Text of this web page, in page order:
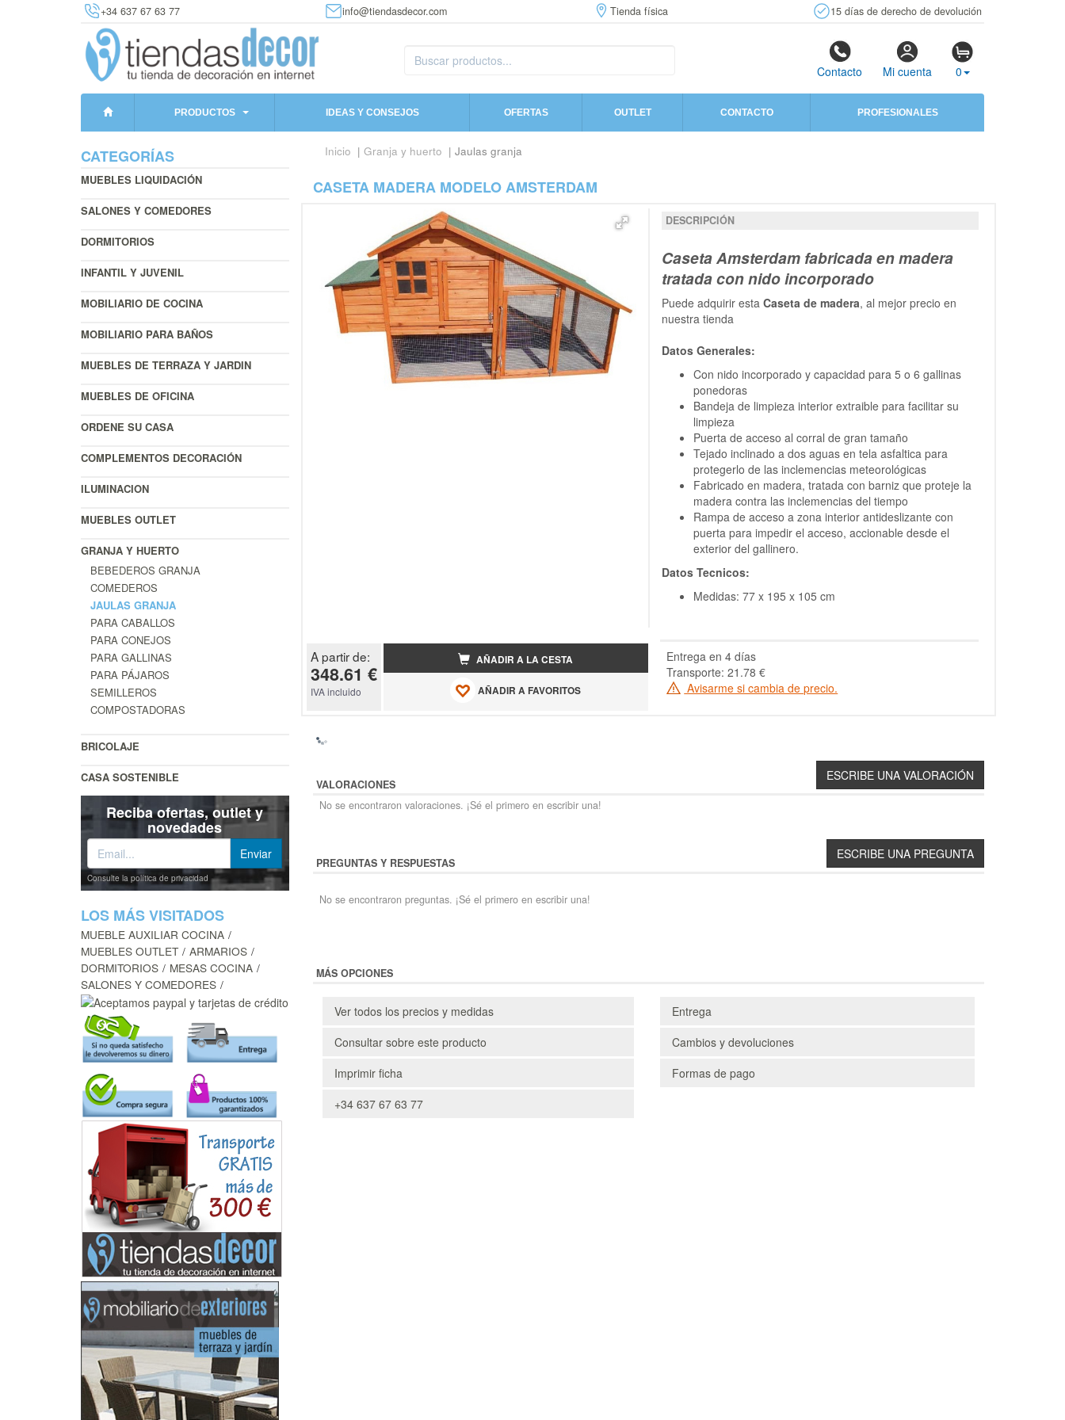
+34 637 67 63 77 info@tiendasdecor.com Tienda física 15 días de derecho de devolución
Contacto Mi cuenta 0
PRODUCTOS IDEAS Y CONSEJOS OFERTAS OUTLET CONTACTO PROFESIONALES
CATEGORÍAS
MUEBLES LIQUIDACIÓN
SALONES Y COMEDORES
DORMITORIOS
INFANTIL Y JUVENIL
MOBILIARIO DE COCINA
MOBILIARIO PARA BAÑOS
MUEBLES DE TERRAZA Y JARDIN
MUEBLES DE OFICINA
ORDENE SU CASA
COMPLEMENTOS DECORACIÓN
ILUMINACION
MUEBLES OUTLET
GRANJA Y HUERTO
BEBEDEROS GRANJA
COMEDEROS
JAULAS GRANJA
PARA CABALLOS
PARA CONEJOS
PARA GALLINAS
PARA PÁJAROS
SEMILLEROS
COMPOSTADORAS
BRICOLAJE
CASA SOSTENIBLE
Reciba ofertas, outlet y
novedades
Consulte la política de privacidad
LOS MÁS VISITADOS
MUEBLE AUXILIAR COCINA
MUEBLES OUTLET
ARMARIOS
DORMITORIOS
MESAS COCINA
SALONES Y COMEDORES
Inicio | Granja y huerto | Jaulas granja
CASETA MADERA MODELO AMSTERDAM
DESCRIPCIÓN
Caseta Amsterdam fabricada en madera
tratada con nido incorporado
Puede adquirir estaCaseta de madera, al mejor precio en
nuestra tienda
Datos Generales:
Con nido incorporado y capacidad para 5 o 6 gallinas
ponedoras
Bandeja de limpieza interior extraible para facilitar su
limpieza
Puerta de acceso al corral de gran tamaño
Tejado inclinado a dos aguas en tela asfaltica para
protegerlo de las inclemencias meteorológicas
Fabricado en madera, tratada con barniz que proteje la
madera contra las inclemencias del tiempo
Rampa de acceso a zona interior antideslizante con
puerta para impedir el acceso, accionable desde el
exterior del gallinero.
Datos Tecnicos:
Medidas: 77 x 195 x 105 cm
A partir de:
348.61 €
IVA incluido
AÑADIR A LA CESTA
AÑADIR A FAVORITOS
Entrega en 4 días
Transporte: 21.78 €
Avisarme si cambia de precio.
VALORACIONES
No se encontraron valoraciones. ¡Sé el primero en escribir una!
PREGUNTAS Y RESPUESTAS
No se encontraron preguntas. ¡Sé el primero en escribir una!
MÁS OPCIONES
Ver todos los precios y medidas
Consultar sobre este producto
Imprimir ficha
+34 637 67 63 77
Entrega
Cambios y devoluciones
Formas de pago